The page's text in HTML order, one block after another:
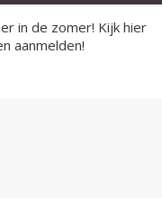
in de zomer! Kijk hier
aanmelden!